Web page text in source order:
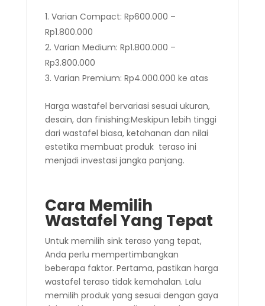
Varian Compact: Rp600.000 –
Rp1.800.000
Varian Medium: Rp1.800.000 –
Rp3.800.000
Varian Premium: Rp4.000.000 ke atas
Harga wastafel bervariasi sesuai ukuran,
desain, dan finishing:Meskipun lebih tinggi
dari wastafel biasa, ketahanan dan nilai
estetika membuat produk teraso ini
menjadi investasi jangka panjang.
Cara Memilih
Wastafel Yang Tepat
Untuk memilih sink teraso yang tepat,
Anda perlu mempertimbangkan
beberapa faktor. Pertama, pastikan harga
wastafel teraso tidak kemahalan. Lalu
memilih produk yang sesuai dengan gaya